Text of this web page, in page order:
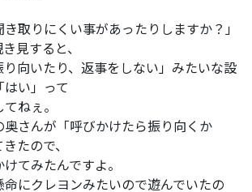
取りにくい事があったりしますか？」
見すると、
り向いたり、返事をしない」みたいな設
い」って
ねぇ。
さんが「呼びかけたら振り向くか
たので、
てみたんですよ。
にクレヨンみたいので遊んでいたの